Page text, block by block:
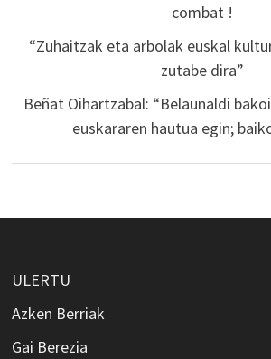
combat !
“Zuhaitzak eta arbolak euskal
zutabe dira”
Beñat Oihartzabal: “Belaunaldi
euskararen hautua egin;
ULERTU
Azken Berriak
Gai Berezia